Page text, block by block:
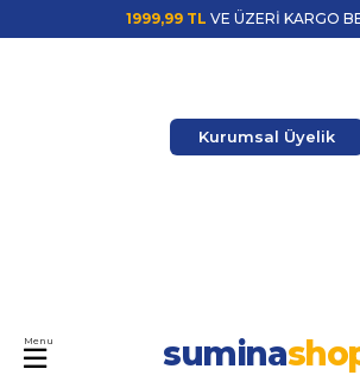
1999,99 TL VE ÜZERİ KARGO
sumina
Menu
Kurumsal Üyelik